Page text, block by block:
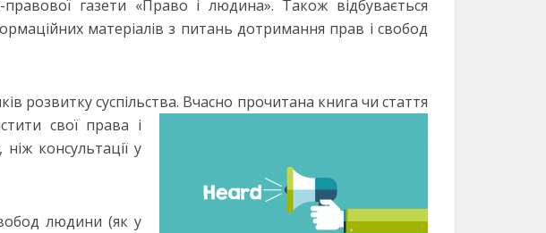
газети «Право і людина». Також відбувається
матеріалів з питань дотримання прав і свобод
розвитку суспільства. Вчасно прочитана книга чи стаття
своїправа і
консультації у
людини (як у